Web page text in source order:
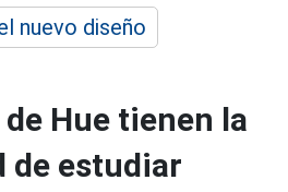
nuevo diseño
Hue tienen la
de estudiar